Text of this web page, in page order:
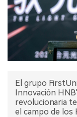
ENTREVISTA
El grupo
Innovación
revolucionaria
el campo de los